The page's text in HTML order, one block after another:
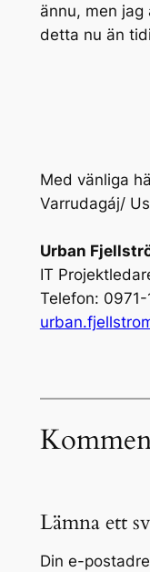
ännu, men
detta nu än
Med vänliga
Varrudagáj/
Urban
IT
Telefon: 0971-
Lämna ett
Din e-